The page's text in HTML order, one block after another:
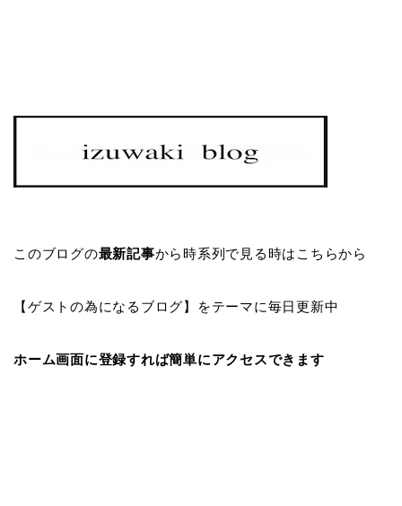
このブログの最新記事から時系列で見る時はこちらから
【ゲストの為になるブログ】をテーマに毎日更新中
ホーム画面に登録すれば簡単にアクセスできます